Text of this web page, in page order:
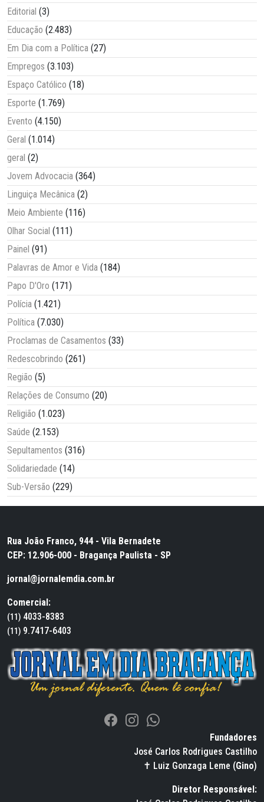
Editorial (3)
Educação (2.483)
Em Dia com a Política (27)
Empregos (3.103)
Espaço Católico (18)
Esporte (1.769)
Evento (4.150)
Geral (1.014)
geral (2)
Jovem Advocacia (364)
Linguiça Mecânica (2)
Meio Ambiente (116)
Olhar Social (111)
Painel (91)
Palavras de Amor e Vida (184)
Papo D'Oro (171)
Polícia (1.421)
Política (7.030)
Proclamas de Casamentos (33)
Redescobrindo (261)
Região (5)
Relações de Consumo (20)
Religião (1.023)
Saúde (2.153)
Sepultamentos (316)
Solidariedade (14)
Sub-Versão (229)
Rua João Franco, 944 - Vila Bernadete
CEP: 12.906-000 - Bragança Paulista - SP
jornal@jornalemdia.com.br
Comercial:
(11) 4033-8383
(11) 9.7417-6403
Fundadores
José Carlos Rodrigues Castilho
✝ Luiz Gonzaga Leme (Gino)
Diretor Responsável: